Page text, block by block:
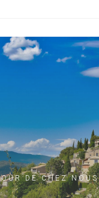
DE CHEZ NOUS